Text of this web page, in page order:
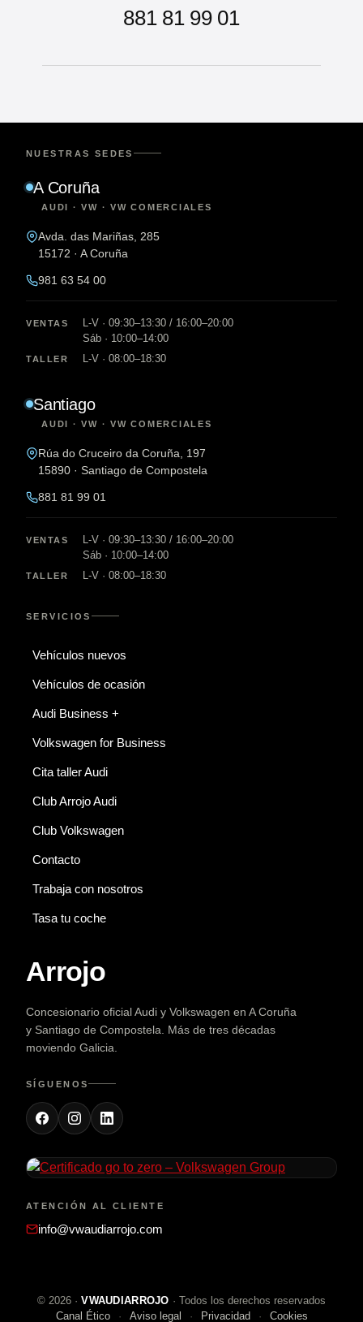
881 81 99 01
NUESTRAS SEDES
A Coruña
AUDI · VW · VW COMERCIALES
Avda. das Mariñas, 285
15172 · A Coruña
981 63 54 00
VENTAS
L-V · 09:30–13:30 / 16:00–20:00
Sáb · 10:00–14:00
TALLER L-V · 08:00–18:30
Santiago
AUDI · VW · VW COMERCIALES
Rúa do Cruceiro da Coruña, 197
15890 · Santiago de Compostela
881 81 99 01
VENTAS
L-V · 09:30–13:30 / 16:00–20:00
Sáb · 10:00–14:00
TALLER L-V · 08:00–18:30
SERVICIOS
Vehículos nuevos
Vehículos de ocasión
Audi Business +
Volkswagen for Business
Cita taller Audi
Club Arrojo Audi
Club Volkswagen
Contacto
Trabaja con nosotros
Tasa tu coche
Arrojo
Concesionario oficial Audi y Volkswagen en A Coruña
y Santiago de Compostela. Más de tres décadas
moviendo Galicia.
SÍGUENOS
ATENCIÓN AL CLIENTE
info@vwaudiarrojo.com
©2026 ·VWAUDIARROJO · Todos los derechos reservados
Canal Ético
Aviso legal Privacidad Cookies